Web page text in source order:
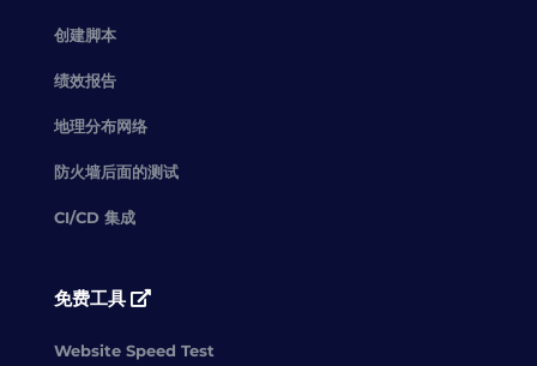
创建脚本
绩效报告
地理分布网络
防火墙后面的测试
CI/CD 集成
免费工具
Website Speed Test